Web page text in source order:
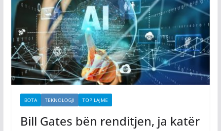
BOTA TEKNOLOGJI TOP LAJME
Bill Gates bën renditjen, ja katër